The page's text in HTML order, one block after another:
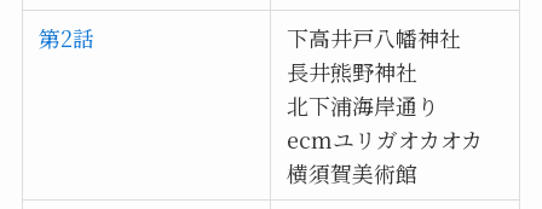
第2話
下高井戸八幡神社
長井熊野神社
北下浦海岸通り
ecmユリガオカオカ
横須賀美術館